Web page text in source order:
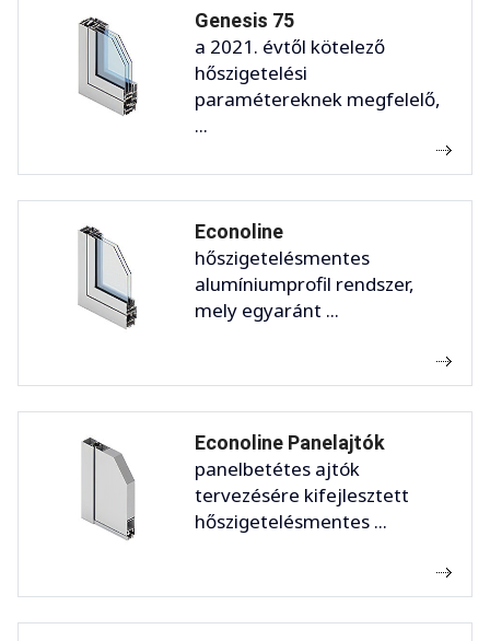
Genesis 75
a 2021. évtől kötelező
hőszigetelési
paramétereknek megfelelő,
...
Econoline
hőszigetelésmentes
alumíniumprofil rendszer,
mely egyaránt ...
Econoline Panelajtók
panelbetétes ajtók
tervezésére kifejlesztett
hőszigetelésmentes ...